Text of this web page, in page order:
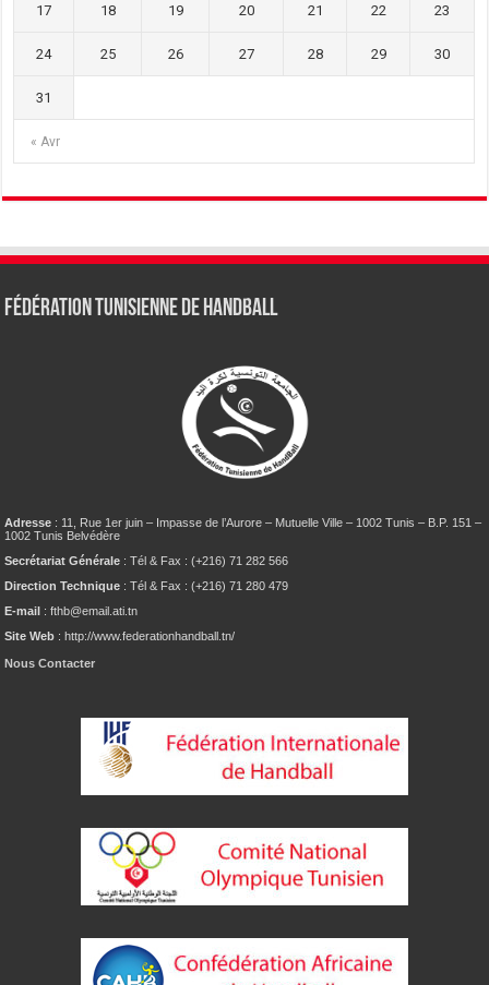
« Avr
17 18 19 20 21 22 23
24 25 26 27 28 29 30
31
Fédération tunisienne de Handball
Adresse : 11, Rue 1er juin – Impasse de l’Aurore – Mutuelle Ville – 1002 Tunis – B.P. 151 –
1002 Tunis Belvédère
Secrétariat Générale : Tél & Fax : (+216) 71 282 566
Direction Technique : Tél & Fax : (+216) 71 280 479
E-mail : fthb@email.ati.tn
Site Web : http://www.federationhandball.tn/
Nous Contacter